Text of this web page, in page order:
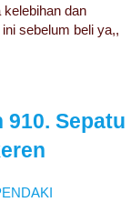
kelebihan dan
sebelum beli ya,,
910. Sepatu